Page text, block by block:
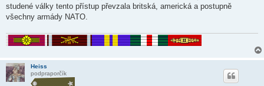
studené války tento přístup převzala britská, americká a postupně
všechny armády NATO.
Heiss
podpraporčík